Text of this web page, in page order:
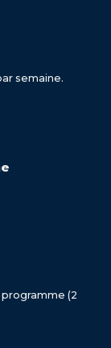
semaine.
(2